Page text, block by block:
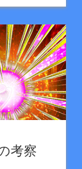
考察